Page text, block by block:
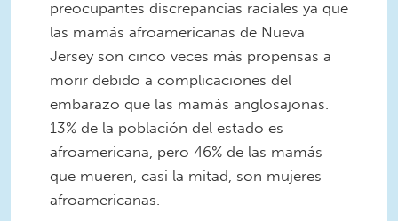
preocupantes discrepancias raciales ya que
las mamás afroamericanas de Nueva
Jersey son cinco veces más propensas a
morir debido a complicaciones del
embarazo que las mamás anglosajonas.
13% de la población del estado es
afroamericana, pero 46% de las mamás
que mueren, casi la mitad, son mujeres
afroamericanas.